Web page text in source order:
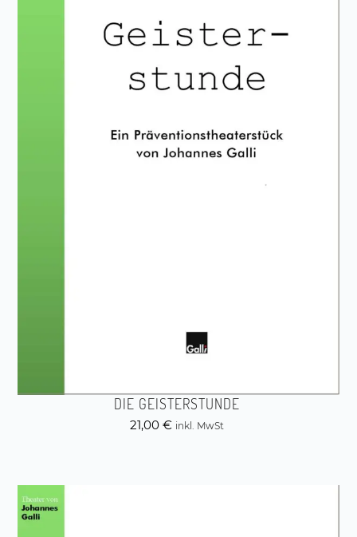
DIE GEISTERSTUNDE
21,00 € inkl. MwSt